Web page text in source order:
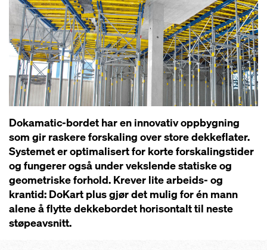
Dokamatic-bordet har en innovativ oppbygning
som gir raskere forskaling over store dekkeflater.
Systemet er optimalisert for korte forskalingstider
og fungerer også under vekslende statiske og
geometriske forhold. Krever lite arbeids- og
krantid: DoKart plus gjør det mulig for én mann
alene å flytte dekkebordet horisontalt til neste
støpeavsnitt.